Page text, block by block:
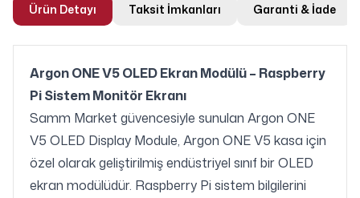
Ürün Detayı Taksit İmkanları Garanti & İade
Argon ONE V5 OLED Ekran Modülü – Raspberry
Pi Sistem Monitör Ekranı
Samm Market güvencesiyle sunulan Argon ONE
V5 OLED Display Module, Argon ONE V5 kasa için
özel olarak geliştirilmiş endüstriyel sınıf bir OLED
ekran modülüdür. Raspberry Pi sistem bilgilerini